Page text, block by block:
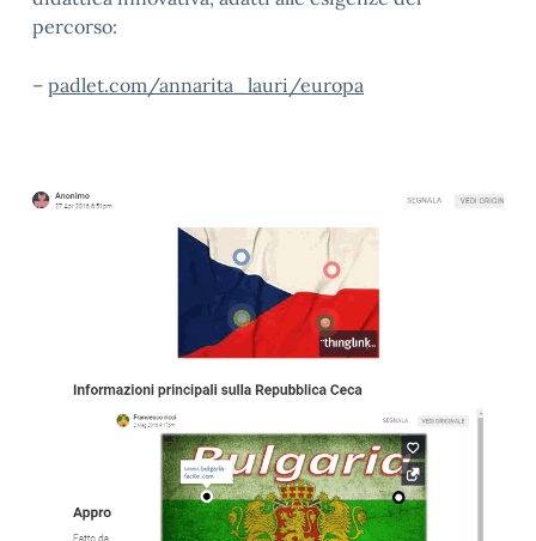
percorso:
– padlet.com/annarita_lauri/europa